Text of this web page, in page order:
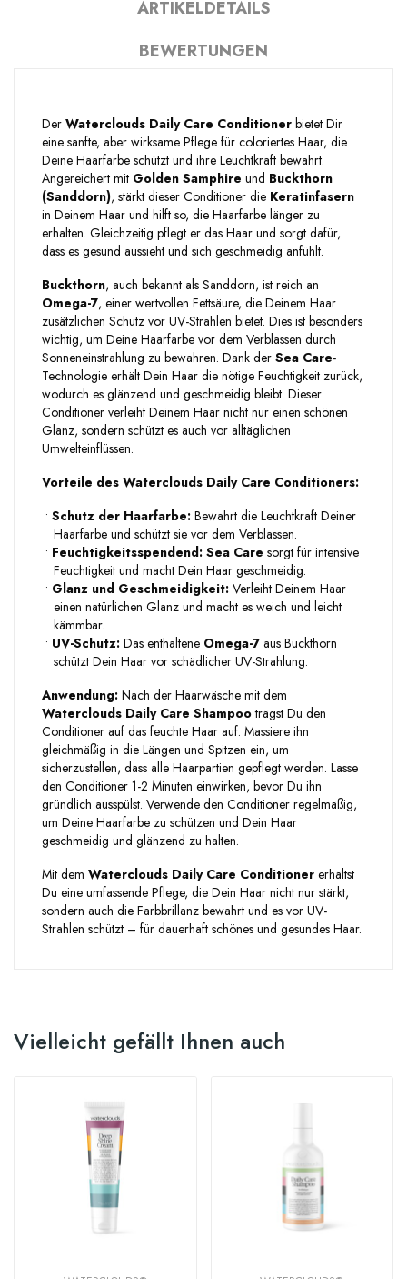
ARTIKELDETAILS
BEWERTUNGEN
Der Waterclouds Daily Care Conditioner bietet Dir
eine sanfte, aber wirksame Pflege für coloriertes Haar, die
Deine Haarfarbe schützt und ihre Leuchtkraft bewahrt.
Angereichert mit Golden Samphire und Buckthorn
(Sanddorn), stärkt dieser Conditioner die Keratinfasern
in Deinem Haar und hilft so, die Haarfarbe länger zu
erhalten. Gleichzeitig pflegt er das Haar und sorgt dafür,
dass es gesund aussieht und sich geschmeidig anfühlt.
Buckthorn, auch bekannt als Sanddorn, ist reich an
Omega-7, einer wertvollen Fettsäure, die Deinem Haar
zusätzlichen Schutz vor UV-Strahlen bietet. Dies ist besonders
wichtig, um Deine Haarfarbe vor dem Verblassen durch
Sonneneinstrahlung zu bewahren. Dank der Sea Care-
Technologie erhält Dein Haar die nötige Feuchtigkeit zurück,
wodurch es glänzend und geschmeidig bleibt. Dieser
Conditioner verleiht Deinem Haar nicht nur einen schönen
Glanz, sondern schützt es auch vor alltäglichen
Umwelteinflüssen.
Vorteile des Waterclouds Daily Care Conditioners:
• Schutz der Haarfarbe: Bewahrt die Leuchtkraft Deiner
Haarfarbe und schützt sie vor dem Verblassen.
• Feuchtigkeitsspendend: Sea Care sorgt für intensive
Feuchtigkeit und macht Dein Haar geschmeidig.
• Glanz und Geschmeidigkeit: Verleiht Deinem Haar
einen natürlichen Glanz und macht es weich und leicht
kämmbar.
• UV-Schutz: Das enthaltene Omega-7 aus Buckthorn
schützt Dein Haar vor schädlicher UV-Strahlung.
Anwendung: Nach der Haarwäsche mit dem
Waterclouds Daily Care Shampooträgst Du den
Conditioner auf das feuchte Haar auf. Massiere ihn
gleichmäßig in die Längen und Spitzen ein, um
sicherzustellen, dass alle Haarpartien gepflegt werden. Lasse
den Conditioner 1-2 Minuten einwirken, bevor Du ihn
gründlich ausspülst. Verwende den Conditioner regelmäßig,
um Deine Haarfarbe zu schützen und Dein Haar
geschmeidig und glänzend zu halten.
Mit dem Waterclouds Daily Care Conditioner erhältst
Du eine umfassende Pflege, die Dein Haar nicht nur stärkt,
sondern auch die Farbbrillanz bewahrt und es vor UV-
Strahlen schützt – für dauerhaft schönes und gesundes Haar.
Vielleicht gefällt Ihnen auch